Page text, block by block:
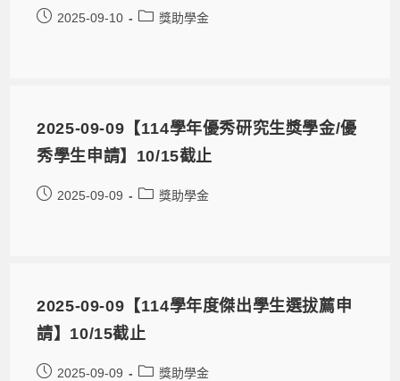
2025-09-10 獎助學金
2025-09-09【114學年優秀研究生獎學金/優
秀學生申請】10/15截止
2025-09-09 獎助學金
2025-09-09【114學年度傑出學生選拔薦申
請】10/15截止
2025-09-09 獎助學金